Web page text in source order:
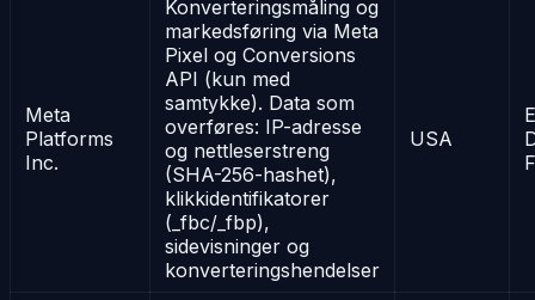
Meta
Platforms
Inc.
Konverteringsmåling og
markedsføring via Meta
Pixel og Conversions
API (kun med
samtykke). Data som
overføres: IP-adresse
og nettleserstreng
(SHA-256-hashet),
klikkidentifikatorer
(_fbc/_fbp),
sidevisninger og
konverteringshendelser
USA